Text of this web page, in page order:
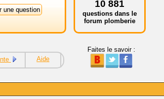
10 881
questions dans le
forum plomberie
Aide
Faites le savoir :